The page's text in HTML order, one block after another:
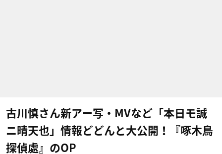
古川慎さん新アー写・MVなど「本日モ誠
ニ晴天也」情報どどんと大公開！『啄木鳥
探偵處』のOP